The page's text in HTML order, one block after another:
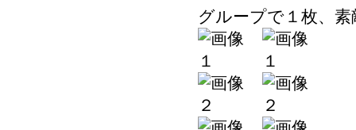
グループで１枚、